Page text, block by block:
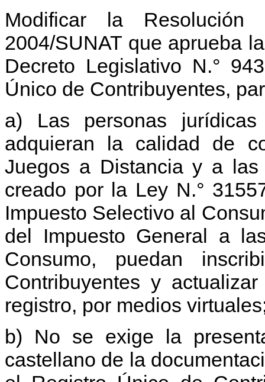
Modificar la Resolución
2004/SUNAT que aprueba
Decreto Legislativo N.°
Único de Contribuyentes,
a) Las personas
adquieran la calidad de
Juegos a Distancia y a las
creado por la Ley N.°
Impuesto Selectivo al
del Impuesto General a
Consumo, puedan
Contribuyentes y
registro, por medios
b) No se exige la
castellano de la